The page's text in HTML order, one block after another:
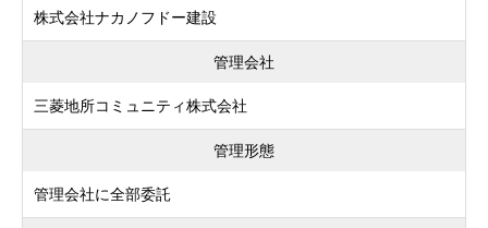
株式会社ナカノフドー建設
管理会社
三菱地所コミュニティ株式会社
管理形態
管理会社に全部委託